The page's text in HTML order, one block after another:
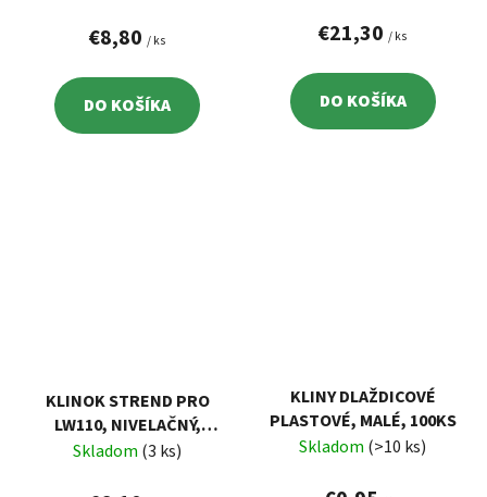
€8,80 / ks
DO KOŠÍKA
€21,30 / ks
DO KOŠÍKA
KLINOK STREND PRO
LW110, NIVELAČNÝ,
98X21X20 MM, BAL. 100
Skladom (3 ks)
KLINY DLAŽDICOVÉ
PLASTOVÉ, MALÉ, 100KS
Skladom (>10 ks)